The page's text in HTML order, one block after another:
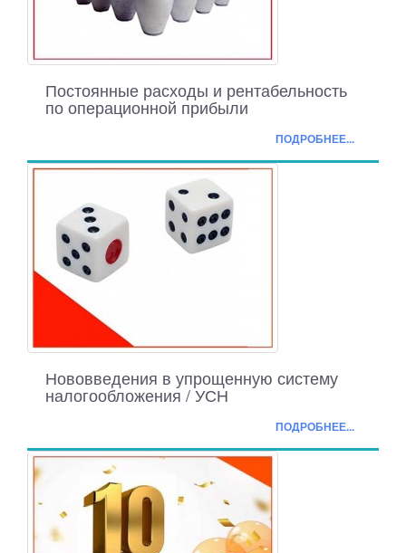
Постоянные расходы и рентабельность
по операционной прибыли
ПОДРОБНЕЕ...
Нововведения в упрощенную систему
налогообложения / УСН
ПОДРОБНЕЕ...